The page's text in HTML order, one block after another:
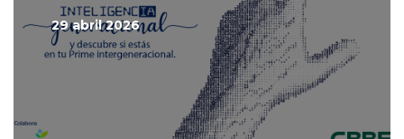
29 abril 2026